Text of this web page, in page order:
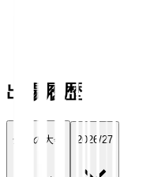
出場履歴
全ての大会 2026/27